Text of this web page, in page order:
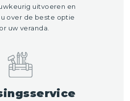
uitvoeren en
over de beste optie
uw veranda.